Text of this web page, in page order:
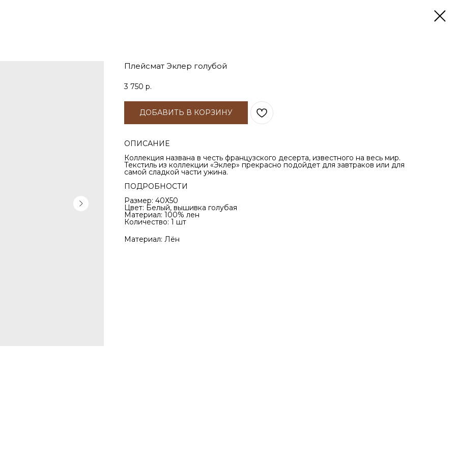
Плейсмат Эклер голубой
3 750 р.
ДОБАВИТЬ В КОРЗИНУ
ОПИСАНИЕ
Коллекция названа в честь французского десерта, известного на весь мир.
Текстиль из коллекции «Эклер» прекрасно подойдет для завтраков или для
самой сладкой части ужина.
ПОДРОБНОСТИ
Размер: 40Х50
Цвет: Белый, вышивка голубая
Материал: 100% лен
Количество: 1 шт
Материал: Лён